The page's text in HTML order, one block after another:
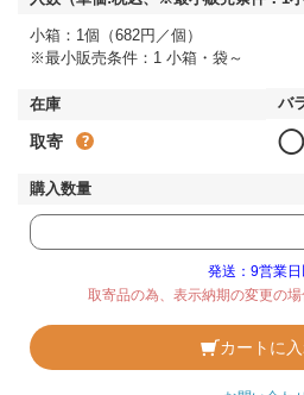
小箱：1個（682円／個）
※最小販売条件：1 小箱・袋～
取寄 ◯
発送：9営業日
取寄品の為、表示納期の変更の場
カートに